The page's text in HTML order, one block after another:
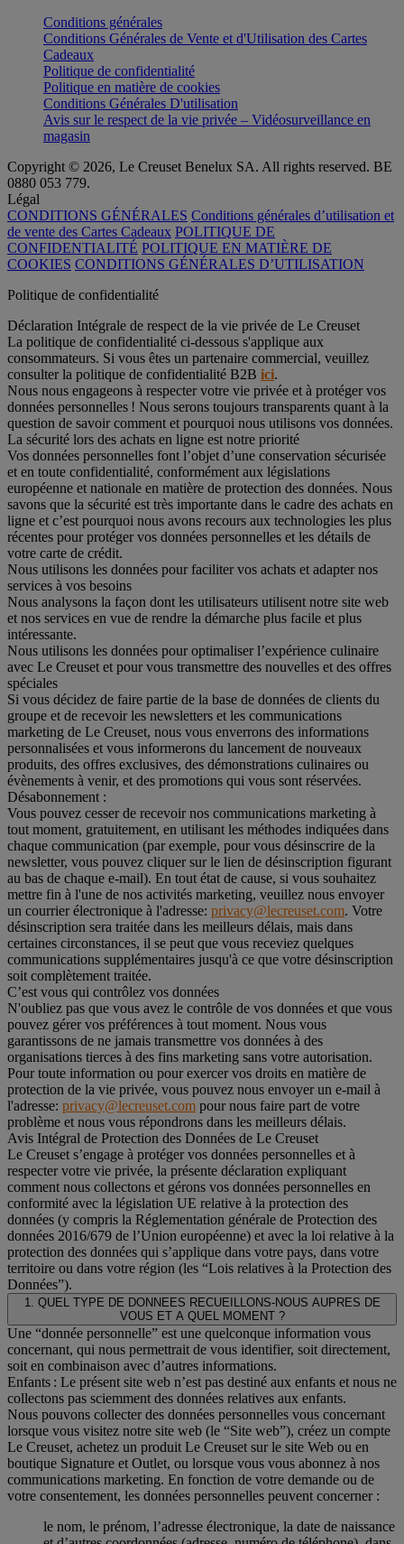
Conditions générales
Conditions Générales de Vente et d'Utilisation des Cartes
Cadeaux
Politique de confidentialité
Politique en matière de cookies
Conditions Générales D'utilisation
Avis sur le respect de la vie privée – Vidéosurveillance en
magasin
Copyright © 2026, Le Creuset Benelux SA. All rights reserved. BE
0880 053 779.
Légal
CONDITIONS GÉNÉRALES Conditions générales d’utilisation et
de vente des Cartes Cadeaux POLITIQUE DE
CONFIDENTIALITÉ POLITIQUE EN MATIÈRE DE
COOKIES CONDITIONS GÉNÉRALES D’UTILISATION
Politique de confidentialité
Déclaration Intégrale de respect de la vie privée de Le Creuset
La politique de confidentialité ci-dessous s'applique aux
consommateurs. Si vous êtes un partenaire commercial, veuillez
consulter la politique de confidentialité B2B ici.
Nous nous engageons à respecter votre vie privée et à protéger vos
données personnelles ! Nous serons toujours transparents quant à la
question de savoir comment et pourquoi nous utilisons vos données.
La sécurité lors des achats en ligne est notre priorité
Vos données personnelles font l’objet d’une conservation sécurisée
et en toute confidentialité, conformément aux législations
européenne et nationale en matière de protection des données. Nous
savons que la sécurité est très importante dans le cadre des achats en
ligne et c’est pourquoi nous avons recours aux technologies les plus
récentes pour protéger vos données personnelles et les détails de
votre carte de crédit.
Nous utilisons les données pour faciliter vos achats et adapter nos
services à vos besoins
Nous analysons la façon dont les utilisateurs utilisent notre site web
et nos services en vue de rendre la démarche plus facile et plus
intéressante.
Nous utilisons les données pour optimaliser l’expérience culinaire
avec Le Creuset et pour vous transmettre des nouvelles et des offres
spéciales
Si vous décidez de faire partie de la base de données de clients du
groupe et de recevoir les newsletters et les communications
marketing de Le Creuset, nous vous enverrons des informations
personnalisées et vous informerons du lancement de nouveaux
produits, des offres exclusives, des démonstrations culinaires ou
évènements à venir, et des promotions qui vous sont réservées.
Désabonnement :
Vous pouvez cesser de recevoir nos communications marketing à
tout moment, gratuitement, en utilisant les méthodes indiquées dans
chaque communication (par exemple, pour vous désinscrire de la
newsletter, vous pouvez cliquer sur le lien de désinscription figurant
au bas de chaque e-mail). En tout état de cause, si vous souhaitez
mettre fin à l'une de nos activités marketing, veuillez nous envoyer
un courrier électronique à l'adresse: privacy@lecreuset.com. Votre
désinscription sera traitée dans les meilleurs délais, mais dans
certaines circonstances, il se peut que vous receviez quelques
communications supplémentaires jusqu'à ce que votre désinscription
soit complètement traitée.
C’est vous qui contrôlez vos données
N'oubliez pas que vous avez le contrôle de vos données et que vous
pouvez gérer vos préférences à tout moment. Nous vous
garantissons de ne jamais transmettre vos données à des
organisations tierces à des fins marketing sans votre autorisation.
Pour toute information ou pour exercer vos droits en matière de
protection de la vie privée, vous pouvez nous envoyer un e-mail à
l'adresse: privacy@lecreuset.com pour nous faire part de votre
problème et nous vous répondrons dans les meilleurs délais.
Avis Intégral de Protection des Données de Le Creuset
Le Creuset s’engage à protéger vos données personnelles et à
respecter votre vie privée, la présente déclaration expliquant
comment nous collectons et gérons vos données personnelles en
conformité avec la législation UE relative à la protection des
données (y compris la Réglementation générale de Protection des
données 2016/679 de l’Union européenne) et avec la loi relative à la
protection des données qui s’applique dans votre pays, dans votre
territoire ou dans votre région (les “Lois relatives à la Protection des
Données”).
1. QUEL TYPE DE DONNEES RECUEILLONS-NOUS AUPRES DE
VOUS ET A QUEL MOMENT ?
Une “donnée personnelle” est une quelconque information vous
concernant, qui nous permettrait de vous identifier, soit directement,
soit en combinaison avec d’autres informations.
Enfants : Le présent site web n’est pas destiné aux enfants et nous ne
collectons pas sciemment des données relatives aux enfants.
Nous pouvons collecter des données personnelles vous concernant
lorsque vous visitez notre site web (le “Site web”), créez un compte
Le Creuset, achetez un produit Le Creuset sur le site Web ou en
boutique Signature et Outlet, ou lorsque vous vous abonnez à nos
communications marketing. En fonction de votre demande ou de
votre consentement, les données personnelles peuvent concerner :
le nom, le prénom, l’adresse électronique, la date de naissance